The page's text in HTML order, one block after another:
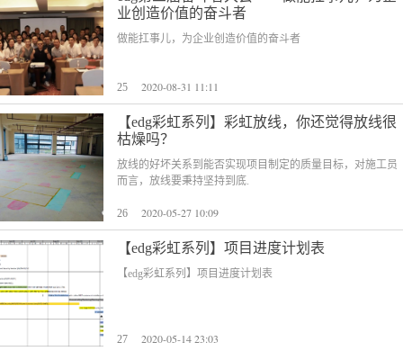
业创造价值的奋斗者
做能扛事儿，为企业创造价值的奋斗者
25 2020-08-31 11:11
【edg彩虹系列】彩虹放线，你还觉得放线很
枯燥吗？
放线的好坏关系到能否实现项目制定的质量目标，对施工员
而言，放线要秉持坚持到底.
26 2020-05-27 10:09
【edg彩虹系列】项目进度计划表
【edg彩虹系列】项目进度计划表
27 2020-05-14 23:03